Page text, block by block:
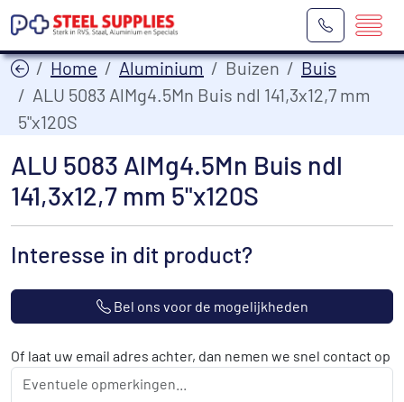
Home Aluminium Buizen
Buis
ALU 5083 AlMg4.5Mn Buis ndl 141,3x12,7 mm
5"x120S
ALU 5083 AlMg4.5Mn Buis ndl
141,3x12,7 mm 5"x120S
Interesse in dit product?
Bel ons voor de mogelijkheden
Of laat uw email adres achter, dan nemen we snel contact op